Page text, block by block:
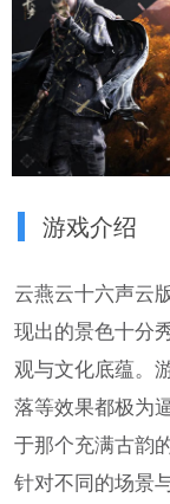
游戏介绍
云燕云十六声云
现出的景色十分
观与文化底蕴。
落等效果都极为
于那个充满古韵
针对不同的场景